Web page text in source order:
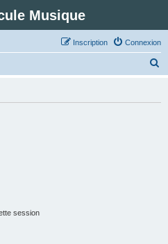
Musique
Connexion
Inscription
session